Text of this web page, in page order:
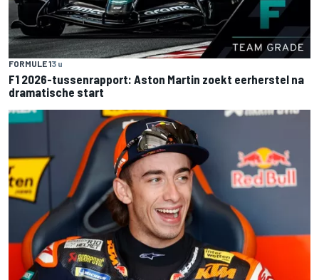
FORMULE 13 u
F1 2026-tussenrapport: Aston Martin zoekt eerherstel na
dramatische start